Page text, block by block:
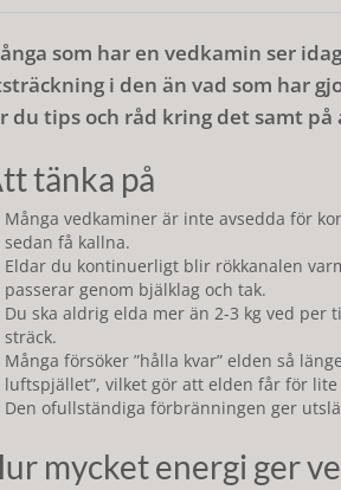
som har en vedkamin ser
i den än vad som har
du tips och råd kring det samt
tänka på
Många vedkaminer är inte avsedda för
sedan få kallna.
Eldar du kontinuerligt blir rökkanalen
passerar genom bjälklag och tak.
Du ska aldrig elda mer än 2-3 kg ved
sträck.
Många försöker ”hålla kvar” elden så
luftspjället”, vilket gör att elden får för
Den ofullständiga förbränningen ger
mycket energi ger